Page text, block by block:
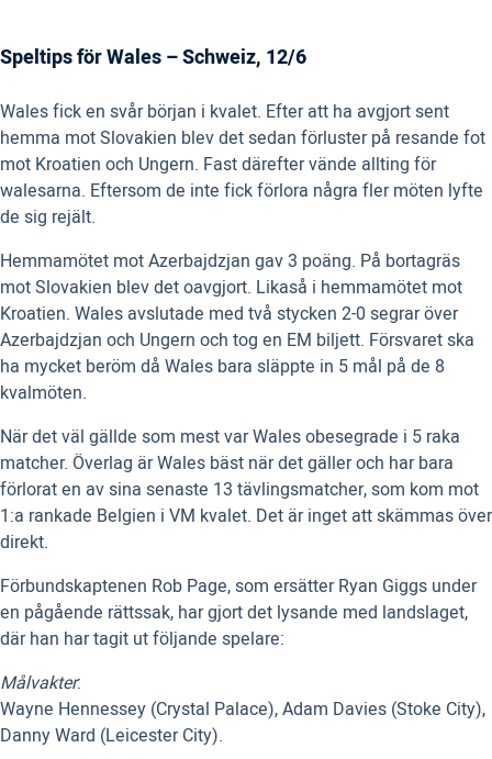
Speltips för Wales – Schweiz, 12/6
Wales fick en svår början i kvalet. Efter att ha avgjort sent
hemma mot Slovakien blev det sedan förluster på resande fot
mot Kroatien och Ungern. Fast därefter vände allting för
walesarna. Eftersom de inte fick förlora några fler möten lyfte
de sig rejält.
Hemmamötet mot Azerbajdzjan gav 3 poäng. På bortagräs
mot Slovakien blev det oavgjort. Likaså i hemmamötet mot
Kroatien. Wales avslutade med två stycken 2-0 segrar över
Azerbajdzjan och Ungern och tog en EM biljett. Försvaret ska
ha mycket beröm då Wales bara släppte in 5 mål på de 8
kvalmöten.
När det väl gällde som mest var Wales obesegrade i 5 raka
matcher. Överlag är Wales bäst när det gäller och har bara
förlorat en av sina senaste 13 tävlingsmatcher, som kom mot
1:a rankade Belgien i VM kvalet. Det är inget att skämmas över
direkt.
Förbundskaptenen Rob Page, som ersätter Ryan Giggs under
en pågående rättssak, har gjort det lysande med landslaget,
där han har tagit ut följande spelare:
Målvakter:
Wayne Hennessey (Crystal Palace), Adam Davies (Stoke City),
Danny Ward (Leicester City).